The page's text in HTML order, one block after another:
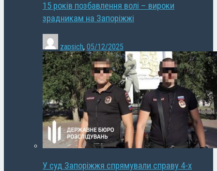
15 років позбавлення волі – вироки
зрадникам на Запоріжжі
zapsich, 05/12/2025
У суд Запоріжжя спрямували справу 4-х